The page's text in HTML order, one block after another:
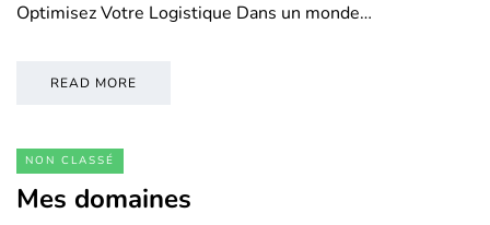
Optimisez Votre Logistique Dans un monde…
READ MORE
NON CLASSÉ
Mes domaines